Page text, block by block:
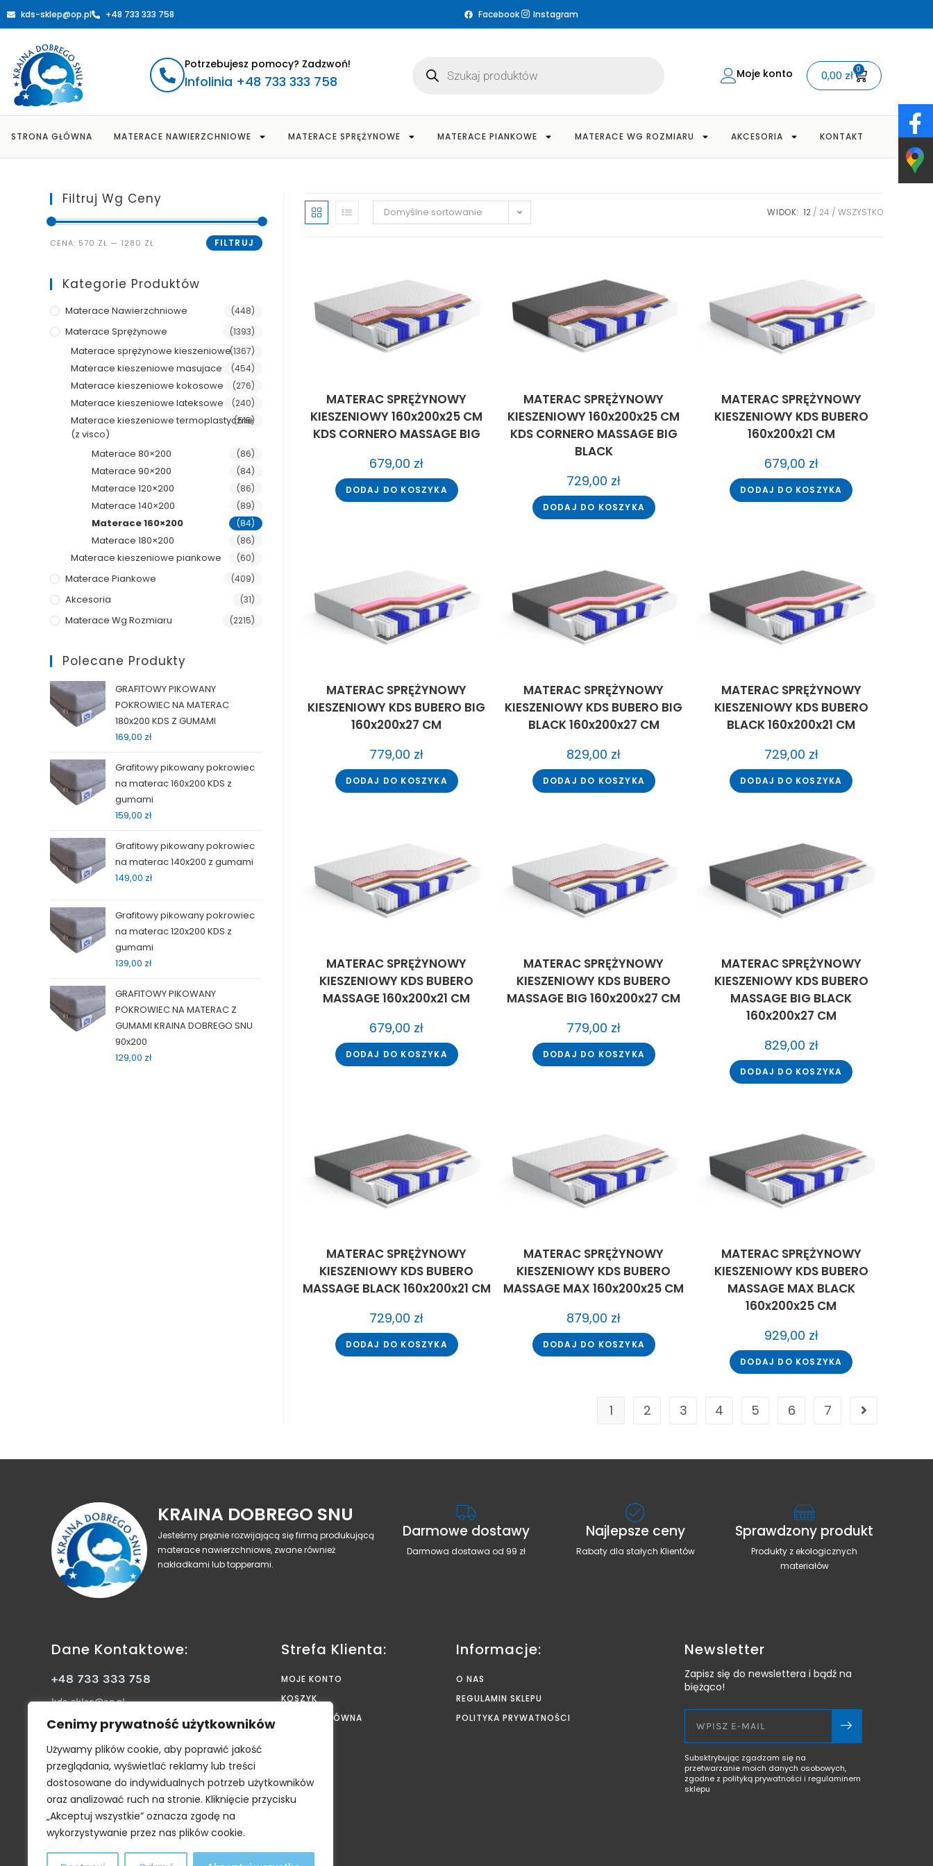
Cenimy prywatność użytkowników
Używamy plików cookie, aby poprawić jakość
przeglądania, wyświetlać reklamy lub treści
dostosowane do indywidualnych potrzeb użytkowników
oraz analizować ruch na stronie. Kliknięcie przycisku
„Akceptuj wszystkie” oznacza zgodę na
wykorzystywanie przez nas plików cookie.
kds-sklep@op.pl +48 733 333 758 Facebook Instagram
Potrzebujesz pomocy? Zadzwoń!
Infolinia +48 733 333 758 Moje konto 0,00 zł 0
STRONA GŁÓWNA MATERACE NAWIERZCHNIOWE MATERACE SPRĘŻYNOWE MATERACE PIANKOWE MATERACE WG ROZMIARU AKCESORIA KONTAKT
Domyślne sortowanie WIDOK: 12 24 WSZYSTKO
MATERAC SPRĘŻYNOWY
KIESZENIOWY 160x200x25 CM
KDS CORNERO MASSAGE BIG
679,00 zł
DODAJ DO KOSZYKA
MATERAC SPRĘŻYNOWY
KIESZENIOWY 160x200x25 CM
KDS CORNERO MASSAGE BIG
BLACK
729,00 zł
DODAJ DO KOSZYKA
MATERAC SPRĘŻYNOWY
KIESZENIOWY KDS BUBERO
160x200x21 CM
679,00 zł
DODAJ DO KOSZYKA
MATERAC SPRĘŻYNOWY
KIESZENIOWY KDS BUBERO BIG
160x200x27 CM
779,00 zł
DODAJ DO KOSZYKA
MATERAC SPRĘŻYNOWY
KIESZENIOWY KDS BUBERO BIG
BLACK 160x200x27 CM
829,00 zł
DODAJ DO KOSZYKA
MATERAC SPRĘŻYNOWY
KIESZENIOWY KDS BUBERO
BLACK 160x200x21 CM
729,00 zł
DODAJ DO KOSZYKA
MATERAC SPRĘŻYNOWY
KIESZENIOWY KDS BUBERO
MASSAGE 160x200x21 CM
679,00 zł
DODAJ DO KOSZYKA
MATERAC SPRĘŻYNOWY
KIESZENIOWY KDS BUBERO
MASSAGE BIG 160x200x27 CM
779,00 zł
DODAJ DO KOSZYKA
MATERAC SPRĘŻYNOWY
KIESZENIOWY KDS BUBERO
MASSAGE BIG BLACK
160x200x27 CM
829,00 zł
DODAJ DO KOSZYKA
MATERAC SPRĘŻYNOWY
KIESZENIOWY KDS BUBERO
MASSAGE BLACK 160x200x21 CM
729,00 zł
DODAJ DO KOSZYKA
MATERAC SPRĘŻYNOWY
KIESZENIOWY KDS BUBERO
MASSAGE MAX 160x200x25 CM
879,00 zł
DODAJ DO KOSZYKA
MATERAC SPRĘŻYNOWY
KIESZENIOWY KDS BUBERO
MASSAGE MAX BLACK
160x200x25 CM
929,00 zł
DODAJ DO KOSZYKA
1 2 3 4 5 6 7
Filtruj Wg Ceny
FILTRUJ
CENA: 570 ZŁ — 1280 ZŁ
Kategorie Produktów
Materace Nawierzchniowe (448)
Materace Sprężynowe (1393)
Materace sprężynowe kieszeniowe(1367)
Materace kieszeniowe masujace (454)
Materace kieszeniowe kokosowe (276)
Materace kieszeniowe lateksowe (240)
Materace kieszeniowe termoplastyczne
(z visco)
(515)
Materace 80×200 (86)
Materace 90×200 (84)
Materace 120×200 (86)
Materace 140×200 (89)
Materace 160×200 (84)
Materace 180×200 (86)
Materace kieszeniowe piankowe (60)
Materace Piankowe (409)
Akcesoria (31)
Materace Wg Rozmiaru (2215)
Polecane Produkty
GRAFITOWY PIKOWANY
POKROWIEC NA MATERAC
180x200 KDS Z GUMAMI
169,00 zł
Grafitowy pikowany pokrowiec
na materac 160x200 KDS z
gumami
159,00 zł
Grafitowy pikowany pokrowiec
na materac 140x200 z gumami
149,00 zł
Grafitowy pikowany pokrowiec
na materac 120x200 KDS z
gumami
139,00 zł
GRAFITOWY PIKOWANY
POKROWIEC NA MATERAC Z
GUMAMI KRAINA DOBREGO SNU
90x200
129,00 zł
KRAINA DOBREGO SNU
Jesteśmy prężnie rozwijającą się firmą produkującą
materace nawierzchniowe, zwane również
nakładkami lub topperami.
Darmowe dostawy
Darmowa dostawa od 99 zł
Najlepsze ceny
Rabaty dla stałych Klientów
Sprawdzony produkt
Produkty z ekologicznych
materiałów
Dane Kontaktowe:
+48 733 333 758
kds-sklep@op.pl
Kraina Dobrego Snu Konrad Banaś
Janów 15B 98-311 Ostrówek
Facebook
ZAMÓWIENIE
POLITYKA PRYWATNOŚCI
Strefa Klienta:
MOJE KONTO
KOSZYK
STRONA GŁÓWNA
Informacje:
O NAS
REGULAMIN SKLEPU
POLITYKA PRYWATNOŚCI
Newsletter
Zapisz się do newslettera i bądź na
biężąco!
Subsktrybując zgadzam się na
przetwarzanie moich danych osobowych,
zgodne z polityką prywatności i regulaminem
sklepu